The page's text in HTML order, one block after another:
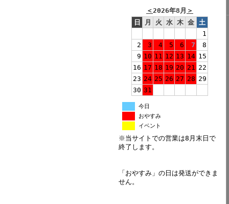
＜2026年8月 ＞
日
月 火 水 木 金 土
1
2
3 4 5 6 7
8
9 10 11 12 13 14 15
16 17 18 19 20 21 22
23 24 25 26 27 28 29
30 31
今日
おやすみ
イベント
※当サイトでの営業は8月末日で
終了します。
「おやすみ」の日は発送ができま
せん。